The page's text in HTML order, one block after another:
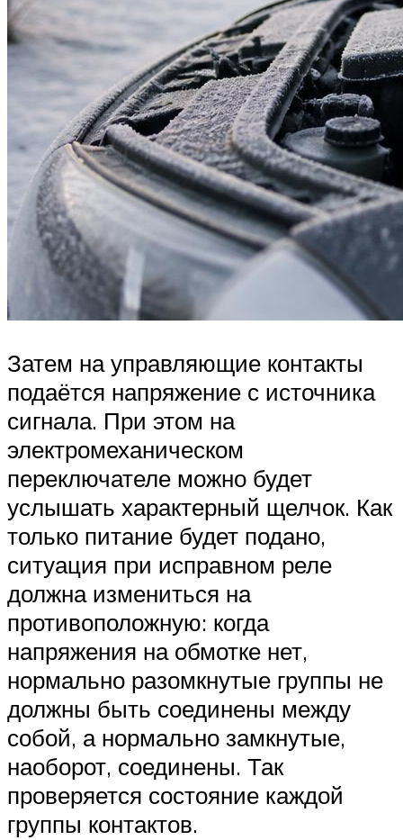
Затем на управляющие контакты
подаётся напряжение с источника
сигнала. При этом на
электромеханическом
переключателе можно будет
услышать характерный щелчок. Как
только питание будет подано,
ситуация при исправном реле
должна измениться на
противоположную: когда
напряжения на обмотке нет,
нормально разомкнутые группы не
должны быть соединены между
собой, а нормально замкнутые,
наоборот, соединены. Так
проверяется состояние каждой
группы контактов.